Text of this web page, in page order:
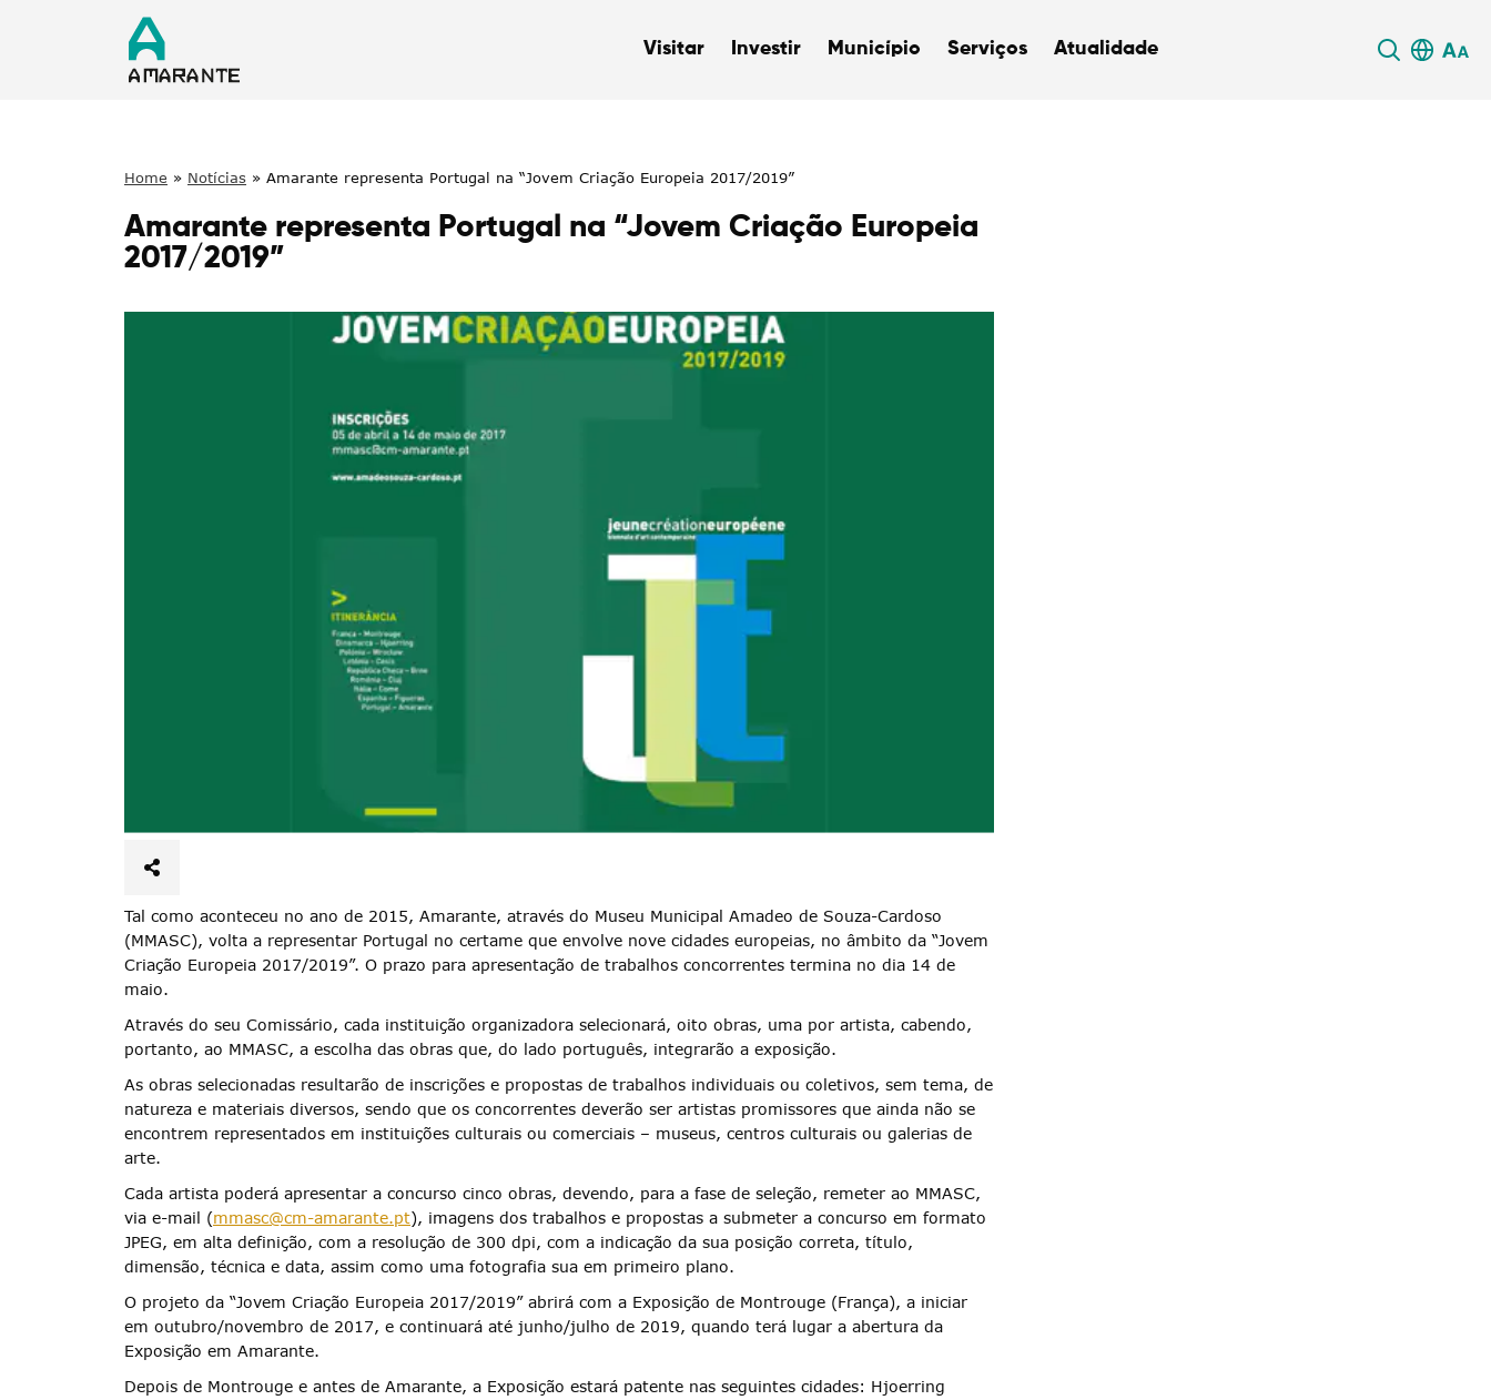
Visitar Investir Município Serviços Atualidade
Termo de Pesquisa
Home » Notícias » Amarante representa Portugal na “Jovem Criação Europeia 2017/2019”
Amarante representa Portugal na “Jovem Criação Europeia
2017/2019”
Tal como aconteceu no ano de 2015, Amarante, através do Museu Municipal Amadeo de Souza-Cardoso
(MMASC), volta a representar Portugal no certame que envolve nove cidades europeias, no âmbito da “Jovem
Criação Europeia 2017/2019”. O prazo para apresentação de trabalhos concorrentes termina no dia 14 de
maio.
Através do seu Comissário, cada instituição organizadora selecionará, oito obras, uma por artista, cabendo,
portanto, ao MMASC, a escolha das obras que, do lado português, integrarão a exposição.
As obras selecionadas resultarão de inscrições e propostas de trabalhos individuais ou coletivos, sem tema, de
natureza e materiais diversos, sendo que os concorrentes deverão ser artistas promissores que ainda não se
encontrem representados em instituições culturais ou comerciais – museus, centros culturais ou galerias de
arte.
Cada artista poderá apresentar a concurso cinco obras, devendo, para a fase de seleção, remeter ao MMASC,
via e-mail (mmasc@cm-amarante.pt), imagens dos trabalhos e propostas a submeter a concurso em formato
JPEG, em alta definição, com a resolução de 300 dpi, com a indicação da sua posição correta, título,
dimensão, técnica e data, assim como uma fotografia sua em primeiro plano.
O projeto da “Jovem Criação Europeia 2017/2019” abrirá com a Exposição de Montrouge (França), a iniciar
em outubro/novembro de 2017, e continuará até junho/julho de 2019, quando terá lugar a abertura da
Exposição em Amarante.
Depois de Montrouge e antes de Amarante, a Exposição estará patente nas seguintes cidades: Hjoerring